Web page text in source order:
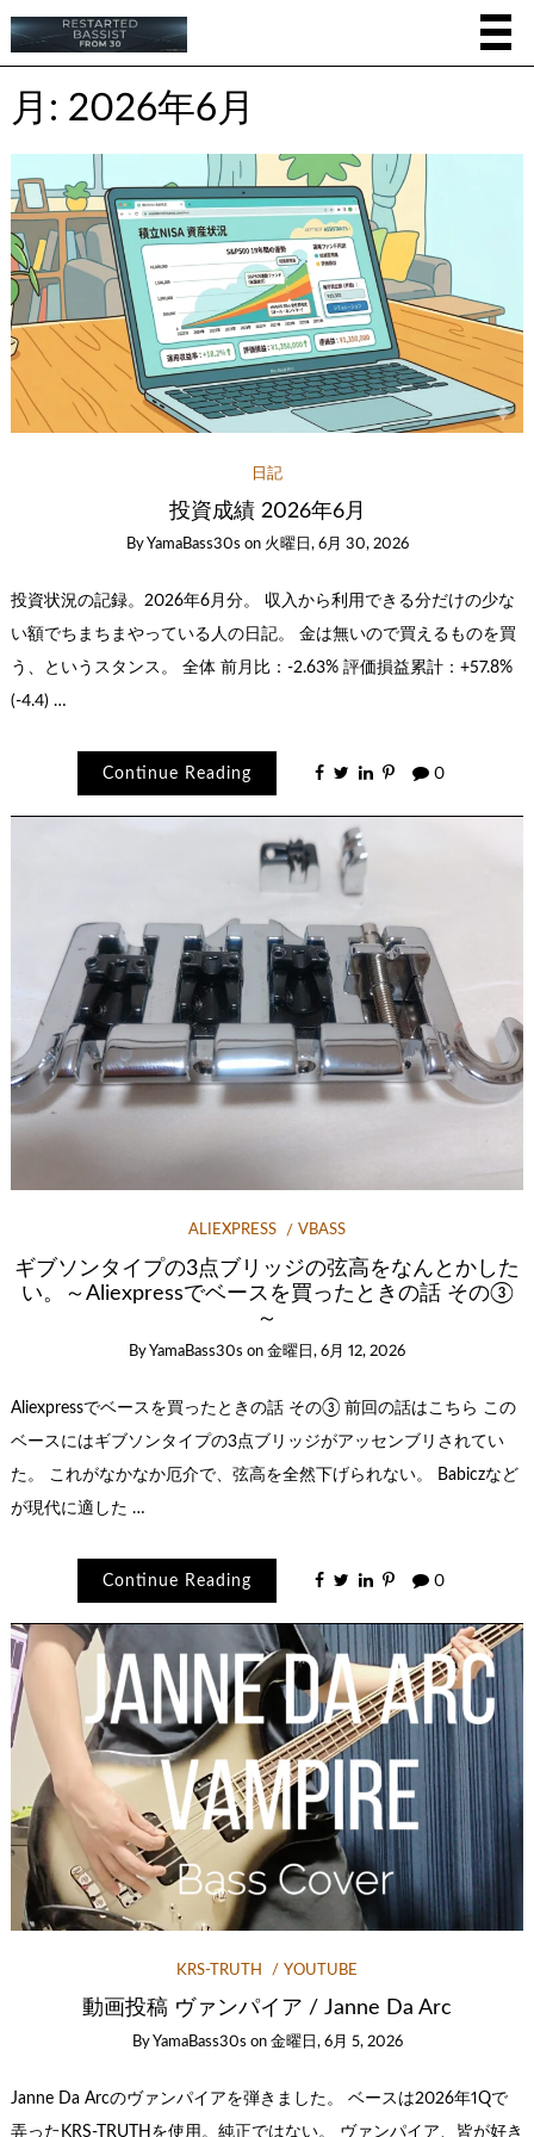
月: 2026年6月
日記
投資成績 2026年6月
By YamaBass30s on 火曜日, 6月 30, 2026
投資状況の記録。2026年6月分。 収入から利用できる分だけの少な
い額でちまちまやっている人の日記。 金は無いので買えるものを買
う、というスタンス。 全体 前月比：-2.63% 評価損益累計：+57.8%
(-4.4) …
Continue Reading 0
ALIEXPRESS VBASS
ギブソンタイプの3点ブリッジの弦高をなんとかした
い。～Aliexpressでベースを買ったときの話 その③
～
By YamaBass30s on 金曜日, 6月 12, 2026
Aliexpressでベースを買ったときの話 その③ 前回の話はこちら この
ベースにはギブソンタイプの3点ブリッジがアッセンブリされてい
た。 これがなかなか厄介で、弦高を全然下げられない。 Babiczなど
が現代に適した …
Continue Reading 0
KRS-TRUTH YOUTUBE
動画投稿 ヴァンパイア / Janne Da Arc
ByYamaBass30s on 金曜日, 6月 5, 2026
Janne Da Arcのヴァンパイアを弾きました。 ベースは2026年1Qで
弄ったKRS-TRUTHを使用。純正ではない。 ヴァンパイア、皆が好き